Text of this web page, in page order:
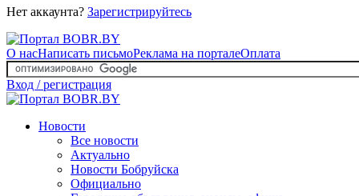
Нет аккаунта? Зарегистрируйтесь
О насНаписать письмоРеклама на порталеОплата
Вход / регистрация
Новости
Все новости
Актуально
Новости Бобруйска
Официально